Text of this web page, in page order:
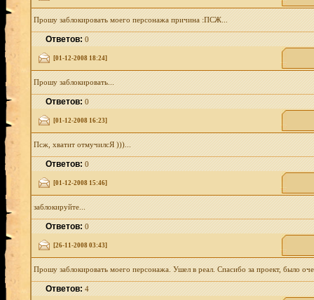
Прошу заблокировать моего персонажа причина :ПСЖ...
Ответов:0
[01-12-2008 18:24]
Прошу заблокировать...
Ответов:0
[01-12-2008 16:23]
Псж, хватит отмучилсЯ )))...
Ответов:0
[01-12-2008 15:46]
заблокируйте...
Ответов:0
[26-11-2008 03:43]
Прошу заблокировать моего персонажа. Ушел в реал. Спасибо за проект, было
Ответов:4